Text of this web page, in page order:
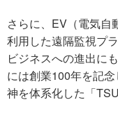
さらに、EV（電気自
利用した遠隔監視プ
ビジネスへの進出に
には創業100年を記
神を体系化した「